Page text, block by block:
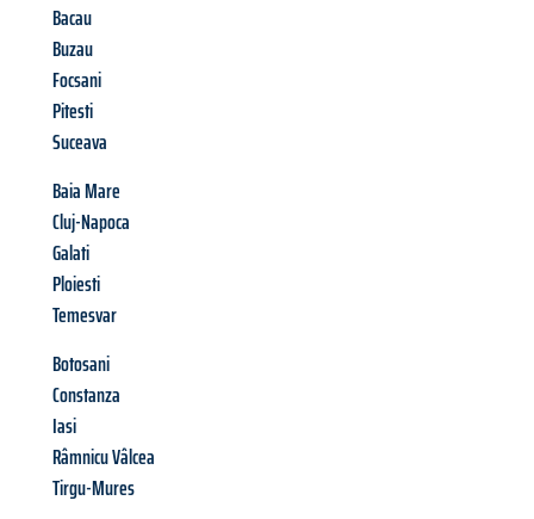
Bacau
Buzau
Focsani
Pitesti
Suceava
Baia Mare
Cluj-Napoca
Galati
Ploiesti
Temesvar
Botosani
Constanza
Iasi
Râmnicu Vâlcea
Tirgu-Mures